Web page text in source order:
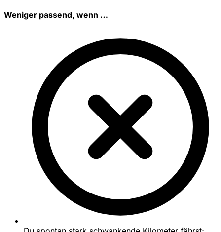
Weniger passend, wenn …